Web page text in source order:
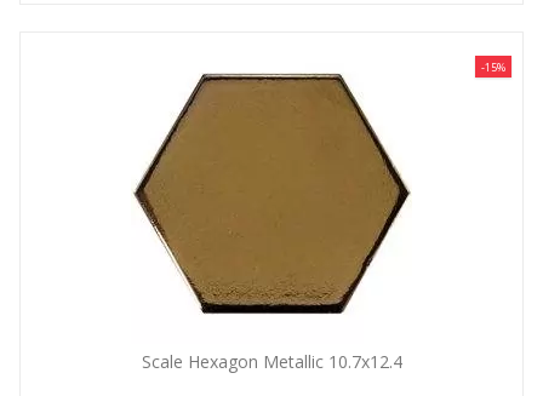
-15%
Scale Hexagon Metallic 10.7x12.4